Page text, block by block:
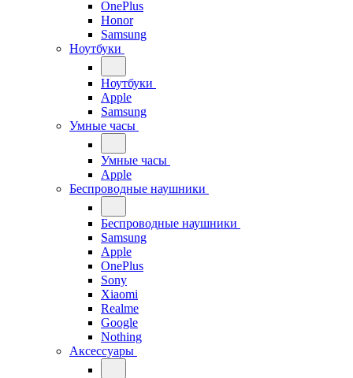
OnePlus
Honor
Samsung
Ноутбуки
Ноутбуки
Apple
Samsung
Умные часы
Умные часы
Apple
Беспроводные наушники
Беспроводные наушники
Samsung
Apple
OnePlus
Sony
Xiaomi
Realme
Google
Nothing
Аксессуары